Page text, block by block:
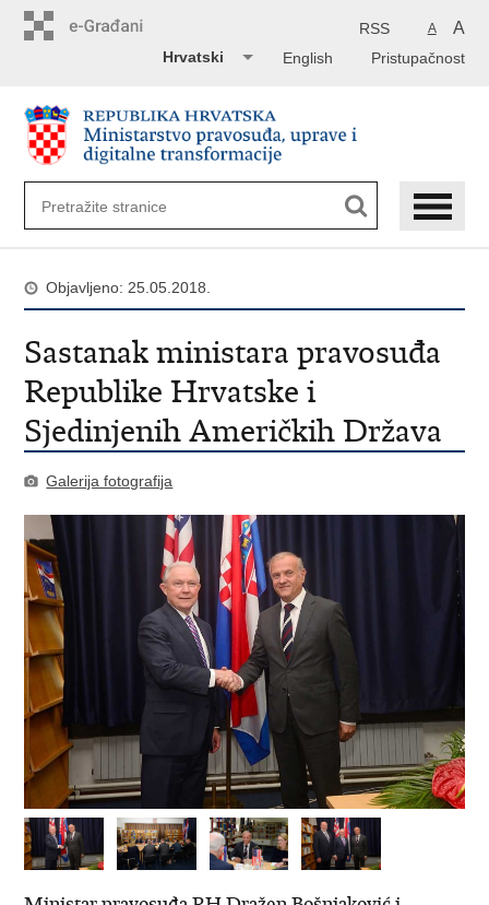
A A
RSS
Pristupačnost
English
Hrvatski
Objavljeno: 25.05.2018.
Sastanak ministara pravosuđa
Republike Hrvatske i
Sjedinjenih Američkih Država
Galerija fotografija